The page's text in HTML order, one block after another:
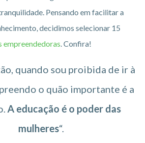
Pensando em facilitar a
decidimos selecionar 15
empreendedoras. Confira!
quando sou proibida de ir à
o quão importante é a
A educação é o poder das
mulheres“.